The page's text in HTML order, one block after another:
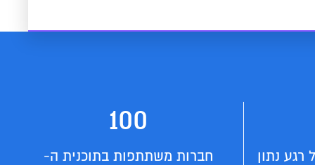
נתון
100
חברות משתתפות בתוכנית ה-